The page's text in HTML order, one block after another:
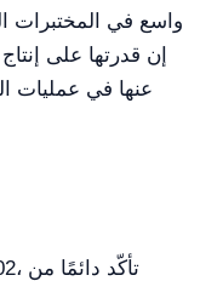
واسع في المختبرات
إن قدرتها على
عنها في عمليات